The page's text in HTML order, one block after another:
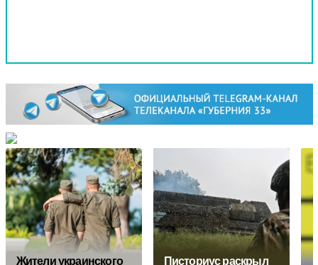
Жители украинского Писториус раскрыл